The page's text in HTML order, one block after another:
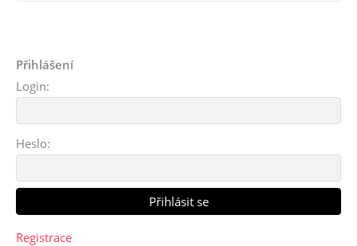
Přihlášení
Login:
Heslo:
Registrace